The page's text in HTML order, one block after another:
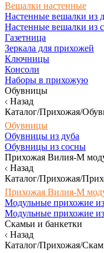
Вешалки настенные
Настенные вешалки из
Настенные вешалки из
Газетница
Зеркала для прихожей
Ключницы
Консоли
Наборы в прихожую
Обувницы
Назад
Каталог/Прихожая/
Обувницы
Обувницы из дуба
Обувницы из сосны
Прихожая Вилия-М
Назад
Каталог/Прихожая/
Прихожая Вилия-М
Модульные прихожие
Модульные прихожие
Скамьи и банкетки
Назад
Каталог/Прихожая/